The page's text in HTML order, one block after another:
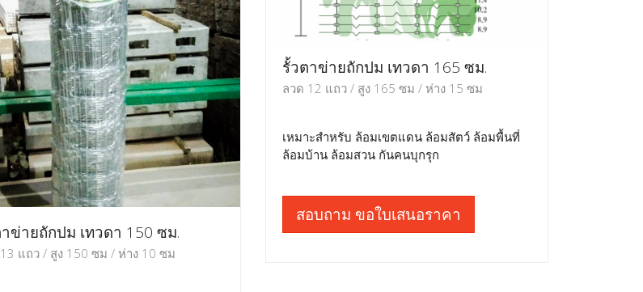
ข่ายถักปม เทวดา 150 ซม.
แถว / สูง 150 ซม / ห่าง 10 ซม
รั้วตาข่ายถักปม เทวดา 165 ซม.
ลวด 12 แถว / สูง 165 ซม / ห่าง 15 ซม
เหมาะสำหรับ ล้อมเขตแดน ล้อมสัตว์ ล้อมพื้นที่
ล้อมบ้าน ล้อมสวน กันคนบุกรุก
สอบถาม ขอใบเสนอราคา